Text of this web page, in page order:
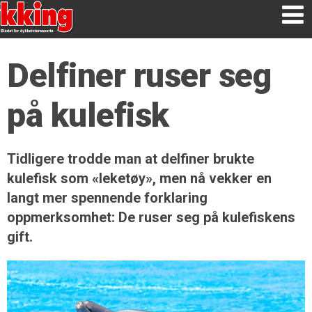
Delfiner ruser seg
på kulefisk
Tidligere trodde man at delfiner brukte
kulefisk som «leketøy», men nå vekker en
langt mer spennende forklaring
oppmerksomhet: De ruser seg på kulefiskens
gift.